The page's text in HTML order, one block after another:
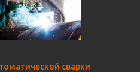
сварки